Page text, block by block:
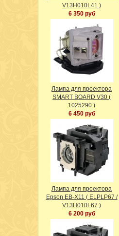
V13H010L41 )
6 350 руб
Лампа для проектора
SMART BOARD V30 (
1025290 )
6 450 руб
Лампа для проектора
Epson EB-X11 ( ELPLP67 /
V13H010L67 )
6 200 руб